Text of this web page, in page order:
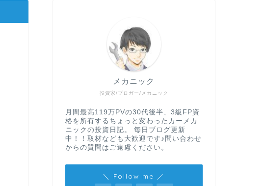
投資家/ブロガー/メカニック
メカニック
月間最高119万PVの30代後半、3級FP資
格を所有するちょっと変わったカーメカ
ニックの投資日記。 毎日ブログ更新
中！！取材なども大歓迎です♪問い合わせ
からの質問はご遠慮ください。
＼ Follow me ／